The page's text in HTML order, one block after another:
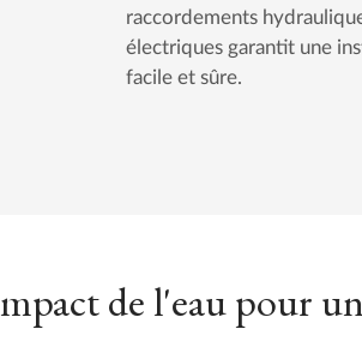
raccordements
électriques garantit une
facile et sûre.
de l'eau pour